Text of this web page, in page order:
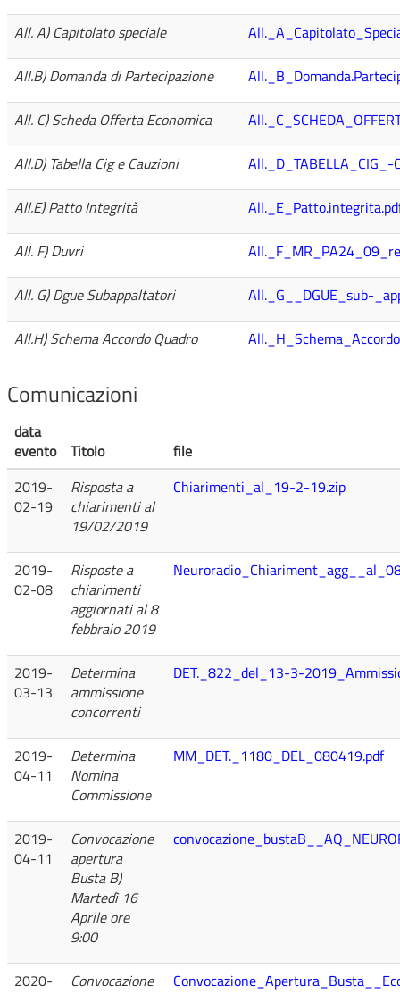
All. A) Capitolato speciale
All.B) Domanda di Partecipazione
All. C) Scheda Offerta Economica
All.D) Tabella Cig e Cauzioni All._D_TABELLA_CIG_-
All.E) Patto Integrità
All. F) Duvri
All. G) Dgue Subappaltatori All._G__DGUE_sub-
All.H) Schema Accordo Quadro
Comunicazioni
data
evento
Titolo
file
2019-
02-19
Risposta a
chiarimenti al
19/02/2019
Chiarimenti_al_19-2-19.zip
2019-
02-08
Risposte a
chiarimenti
aggiornati al 8
febbraio 2019
2019-
03-13
Determina
ammissione
concorrenti
DET._822_del_13-3-
2019-
04-11
Determina
Nomina
Commissione
MM_DET._1180_DEL_080419.pdf
2019-
04-11
Convocazione
apertura
Busta B)
Martedì 16
Aprile ore
9:00
2020-
Convocazione